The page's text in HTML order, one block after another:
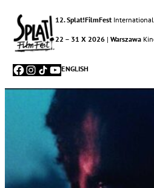
12. Splat!FilmFest
22 – 31 X 2026 |Warszawa
ENGLISH
Facebook
Instagram
TikTok
YouTube